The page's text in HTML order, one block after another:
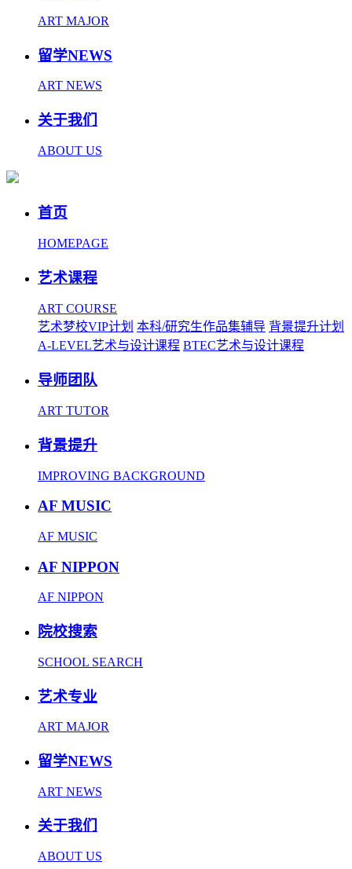
ART MAJOR
留学NEWS
ART NEWS
关于我们
ABOUT US
首页
HOMEPAGE
艺术课程
ART COURSE
艺术梦校VIP计划 本科/研究生作品集辅导 背景提升计划
A-LEVEL艺术与设计课程 BTEC艺术与设计课程
导师团队
ART TUTOR
背景提升
IMPROVING BACKGROUND
AF MUSIC
AF MUSIC
AF NIPPON
AF NIPPON
院校搜索
SCHOOL SEARCH
艺术专业
ART MAJOR
留学NEWS
ART NEWS
关于我们
ABOUT US